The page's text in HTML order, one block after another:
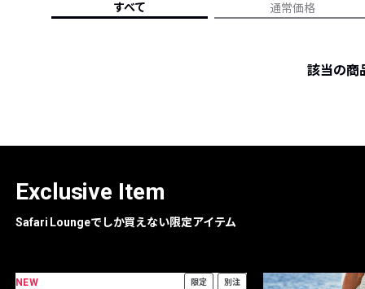
人気記事ランキング
フォーカスブランド
すべて 通常価格
該当の商
Exclusive Item
Safari Loungeでしか買えない限定アイテム
NEW 限定 別注